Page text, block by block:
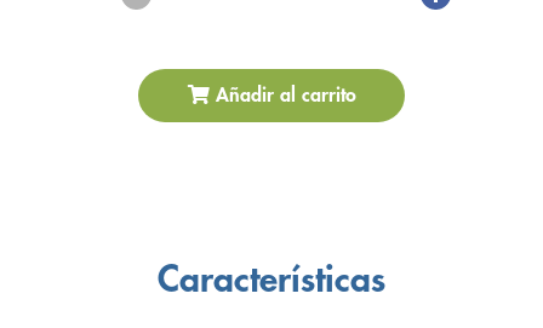
Añadir al carrito
Características